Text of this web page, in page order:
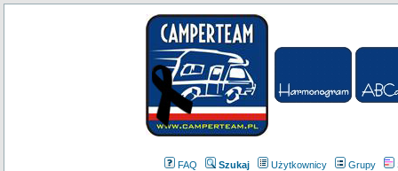
FAQ Szukaj Użytkownicy Grupy